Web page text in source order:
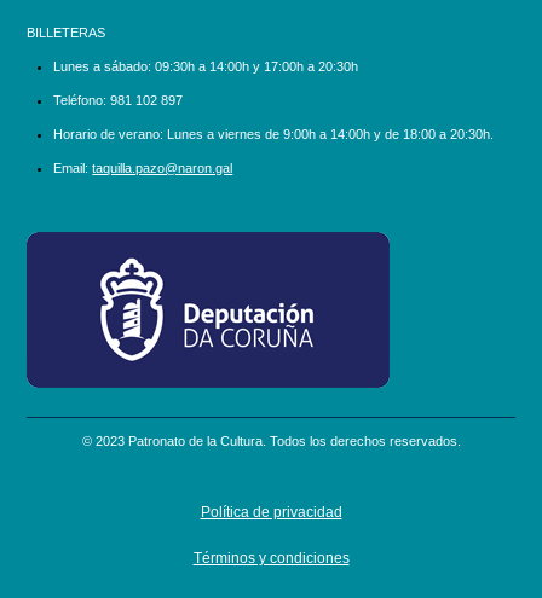
BILLETERAS
Lunes a sábado: 09:30h a 14:00h y 17:00h a 20:30h
Teléfono: 981 102 897
Horario de verano: Lunes a viernes de 9:00h a 14:00h y de 18:00 a 20:30h.
Email: taquilla.pazo@naron.gal
logo_depcoruna.png
© 2023 Patronato de la Cultura. Todos los derechos reservados.
Política de privacidad
Términos y condiciones